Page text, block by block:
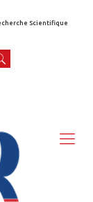
Scientifique